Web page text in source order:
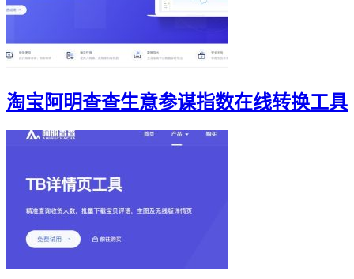
淘宝阿明查查生意参谋指数在线转换工具